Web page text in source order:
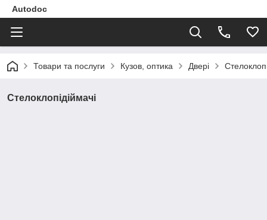
Autodoc
Товари та послуги Кузов, оптика Двері
Стелоклопідіймачі